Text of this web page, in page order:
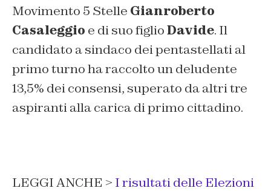
Movimento 5 Stelle Gianroberto
Casaleggio e di suo figlioDavide. Il
candidato a sindaco dei pentastellati al
primo turno ha raccolto un deludente
13,5% dei consensi, superato da altri tre
aspiranti alla carica di primo cittadino.
LEGGI ANCHE > I risultati delle Elezioni